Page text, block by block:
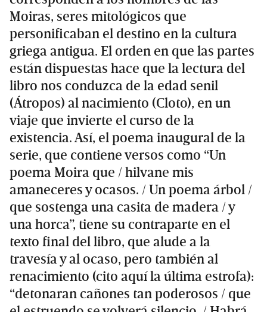
Moiras, seres mitológicos que
personificaban el destino en la cultura
griega antigua. El orden en que las partes
están dispuestas hace que la lectura del
libro nos conduzca de la edad senil
(Átropos) al nacimiento (Cloto), en un
viaje que invierte el curso de la
existencia. Así, el poema inaugural de la
serie, que contiene versos como “Un
poema Moira que / hilvane mis
amaneceres y ocasos. / Un poema árbol /
que sostenga una casita de madera / y
una horca”, tiene su contraparte en el
texto final del libro, que alude a la
travesía y al ocaso, pero también al
renacimiento (cito aquí la última estrofa):
“detonaran cañones tan poderosos / que